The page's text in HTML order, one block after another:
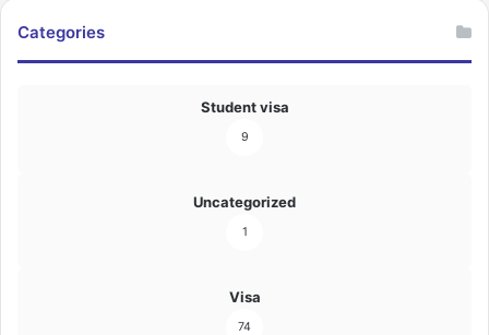
Categories
Student visa
9
Uncategorized
1
Visa
74